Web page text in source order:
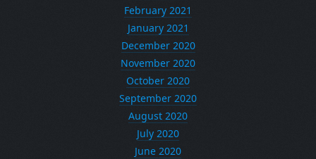
February 2021
January 2021
December 2020
November 2020
October 2020
September 2020
August 2020
July 2020
June 2020